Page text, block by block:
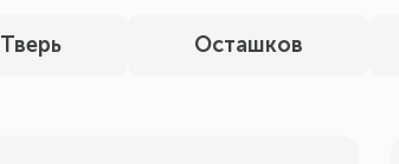
Тверь Осташков